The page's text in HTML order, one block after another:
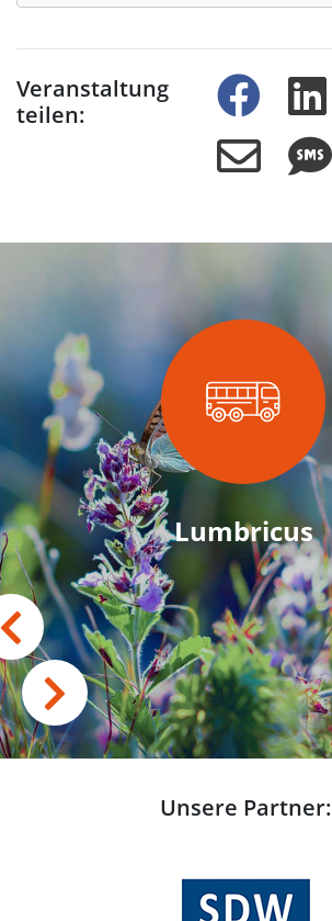
Veranstaltung
teilen:
Lumbricus
Unsere Partner: